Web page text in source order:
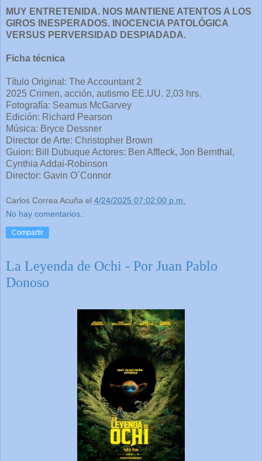
MUY ENTRETENIDA. NOS MANTIENE ATENTOS A LOS
GIROS INESPERADOS. INOCENCIA PATOLÓGICA
VERSUS PERVERSIDAD DESPIADADA.
Ficha técnica
Título Original: The Accountant 2
2025 Crimen, acción, autismo EE.UU. 2,03 hrs.
Fotografía: Seamus McGarvey
Edición: Richard Pearson
Música: Bryce Dessner
Director de Arte: Christopher Brown
Guion: Bill Dubuque Actores: Ben Affleck, Jon Bernthal,
Cynthia Addai-Robinson
Director: Gavin O´Connor
Carlos Correa Acuña el 4/24/2025 07:02:00 p.m.
No hay comentarios.:
Compartir
La Leyenda de Ochi - Por Juan Pablo
Donoso